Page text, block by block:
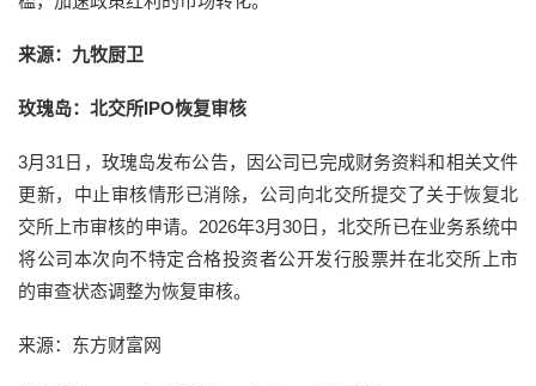
来源：九牧厨卫
玫瑰岛：北交所IPO恢复审核
3月31日，玫瑰岛发布公告，因公司已完成财务资料和相关文件
更新，中止审核情形已消除，公司向北交所提交了关于恢复北
交所上市审核的申请。2026年3月30日，北交所已在业务系统中
将公司本次向不特定合格投资者公开发行股票并在北交所上市
的审查状态调整为恢复审核。
来源：东方财富网